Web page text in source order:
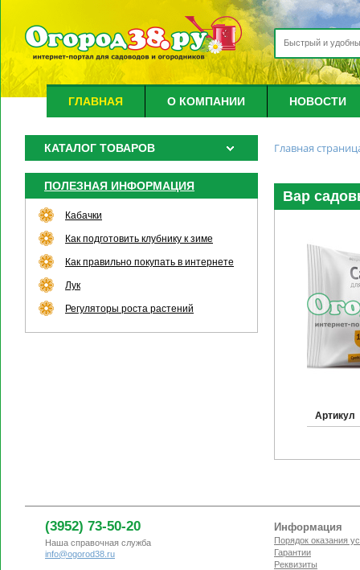
ГЛАВНАЯ О КОМПАНИИ НОВОСТИ
КАТАЛОГ ТОВАРОВ
ПОЛЕЗНАЯ ИНФОРМАЦИЯ
Кабачки
Как подготовить клубнику к зиме
Как правильно покупать в интернете
Лук
Регуляторы роста растений
Главная
Вар
Артикул
(3952) 73-50-20
Наша справочная служба
info@ogorod38.ru
Информация
Порядок оказания
Гарантии
Реквизиты